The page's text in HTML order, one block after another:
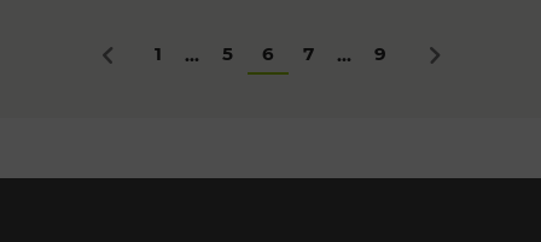
Zurück
1 ... 5 6 7 ... 9 Nächstes